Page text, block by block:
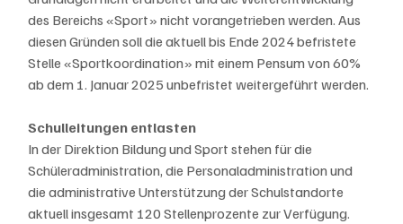
des Bereichs «Sport» nicht vorangetrieben werden. Aus
diesen Gründen soll die aktuell bis Ende 2024 befristete
Stelle «Sportkoordination» mit einem Pensum von 60%
ab dem 1. Januar 2025 unbefristet weitergeführt werden.
Schulleitungen entlasten
In der Direktion Bildung und Sport stehen für die
Schüleradministration, die Personaladministration und
die administrative Unterstützung der Schulstandorte
aktuell insgesamt 120 Stellenprozente zur Verfügung.